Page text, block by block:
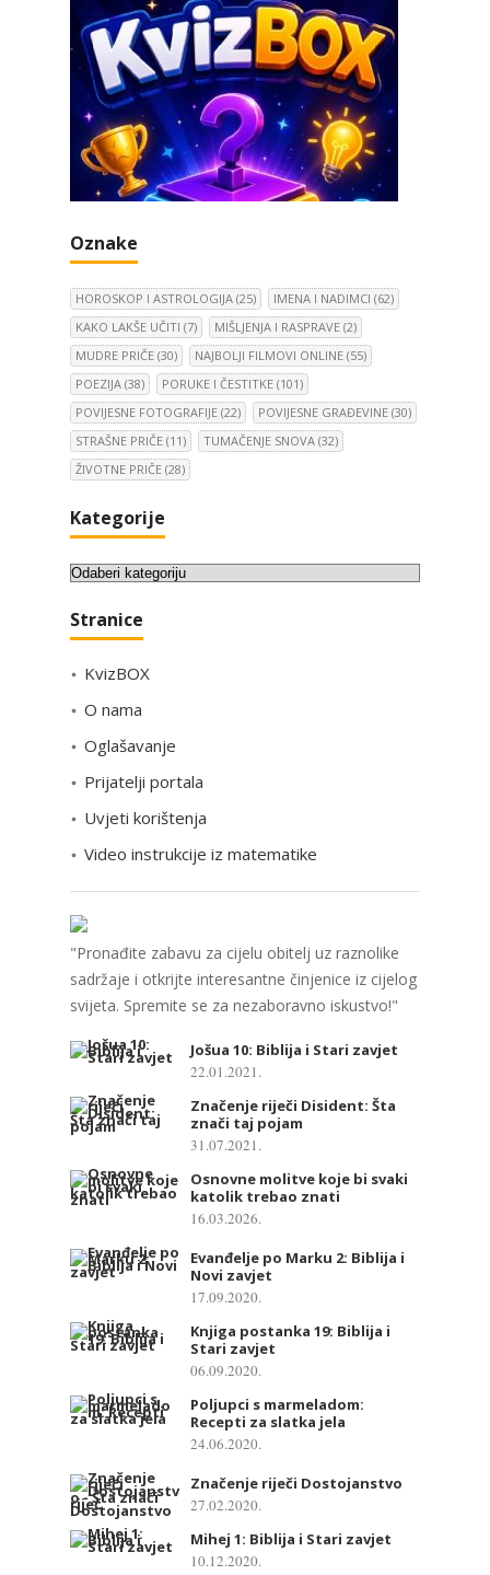
Oznake
HOROSKOP I ASTROLOGIJA (25) IMENA I NADIMCI (62)
KAKO LAKŠE UČITI (7) MIŠLJENJA I RASPRAVE (2)
MUDRE PRIČE (30) NAJBOLJI FILMOVI ONLINE (55)
POEZIJA (38) PORUKE I ČESTITKE (101)
POVIJESNE FOTOGRAFIJE (22) POVIJESNE GRAĐEVINE (30)
STRAŠNE PRIČE (11) TUMAČENJE SNOVA (32)
ŽIVOTNE PRIČE (28)
Kategorije
K
t
g
i
j
Stranice
KvizBOX
O nama
Oglašavanje
Prijatelji portala
Uvjeti korištenja
Video instrukcije iz matematike
"Pronađite zabavu za cijelu obitelj uz raznolike
sadržaje i otkrijte interesantne činjenice iz cijelog
svijeta. Spremite se za nezaboravno iskustvo!"
Jošua 10: Biblija i Stari zavjet
22.01.2021.
Značenje riječi Disident: Šta
znači taj pojam
31.07.2021.
Osnovne molitve koje bi svaki
katolik trebao znati
16.03.2026.
Evanđelje po Marku 2: Biblija i
Novi zavjet
17.09.2020.
Knjiga postanka 19: Biblija i
Stari zavjet
06.09.2020.
Poljupci s marmeladom:
Recepti za slatka jela
24.06.2020.
Značenje riječi Dostojanstvo
27.02.2020.
Mihej 1: Biblija i Stari zavjet
10.12.2020.